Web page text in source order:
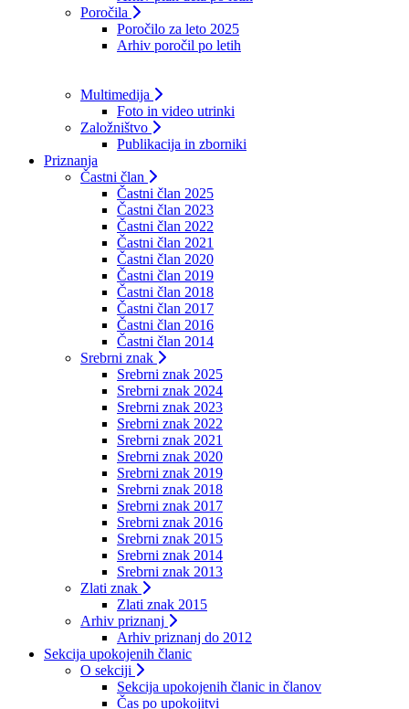
Poročila
Poročilo za leto 2025
Arhiv poročil po letih
Multimedija
Foto in video utrinki
Založništvo
Publikacija in zborniki
Priznanja
Častni član
Častni član 2025
Častni član 2023
Častni član 2022
Častni član 2021
Častni član 2020
Častni član 2019
Častni član 2018
Častni član 2017
Častni član 2016
Častni član 2014
Srebrni znak
Srebrni znak 2025
Srebrni znak 2024
Srebrni znak 2023
Srebrni znak 2022
Srebrni znak 2021
Srebrni znak 2020
Srebrni znak 2019
Srebrni znak 2018
Srebrni znak 2017
Srebrni znak 2016
Srebrni znak 2015
Srebrni znak 2014
Srebrni znak 2013
Zlati znak
Zlati znak 2015
Arhiv priznanj
Arhiv priznanj do 2012
Sekcija upokojenih članic
O sekciji
Sekcija upokojenih članic in članov
Čas po upokojitvi